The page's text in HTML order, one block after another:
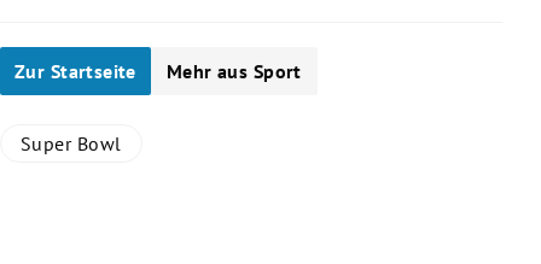
Zur Startseite Mehr aus Sport
Super Bowl